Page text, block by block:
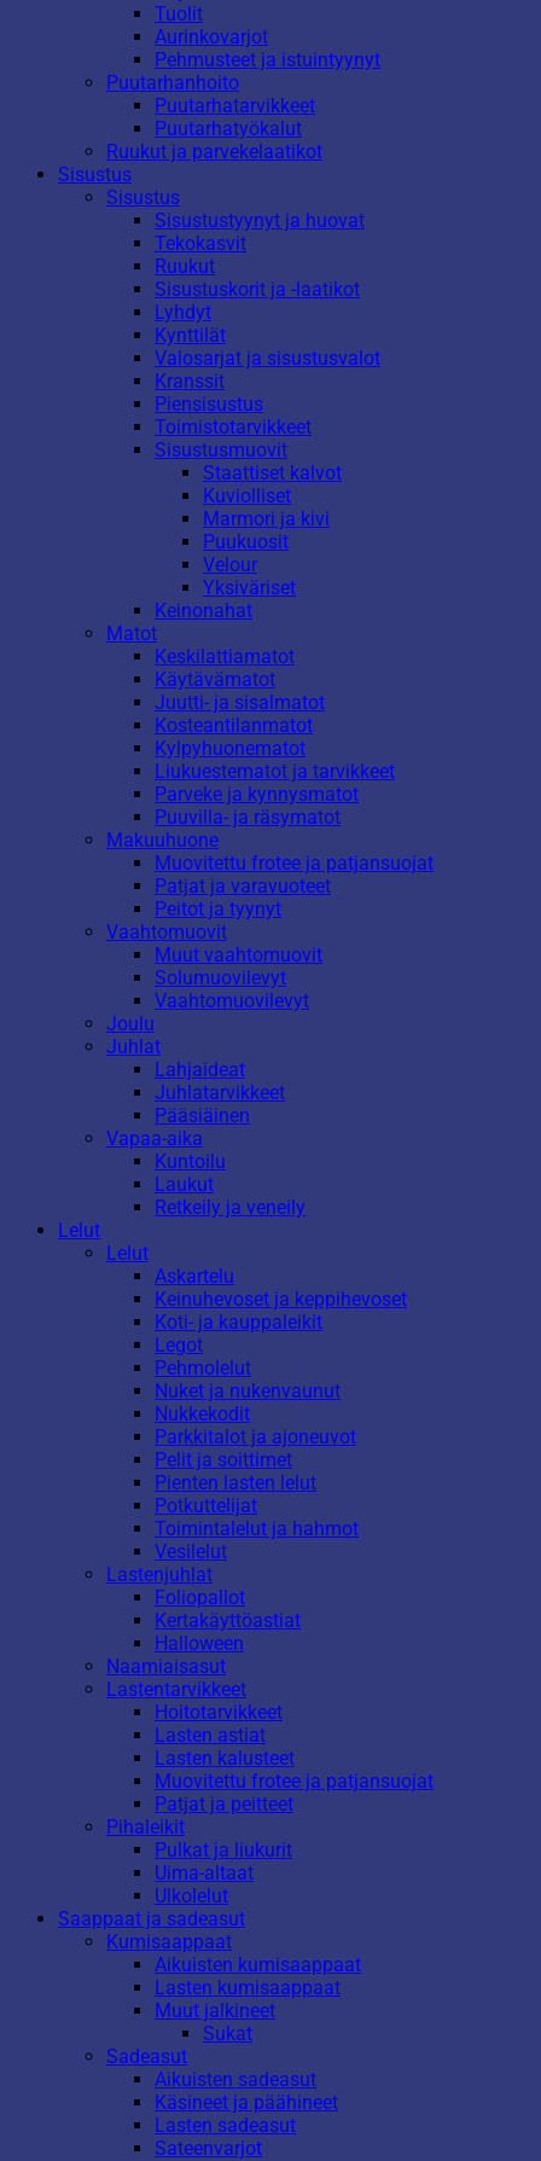
Tuolit
Aurinkovarjot
Pehmusteet ja istuintyynyt
Puutarhanhoito
Puutarhatarvikkeet
Puutarhatyökalut
Ruukut ja parvekelaatikot
Sisustus
Sisustus
Sisustustyynyt ja huovat
Tekokasvit
Ruukut
Sisustuskorit ja -laatikot
Lyhdyt
Kynttilät
Valosarjat ja sisustusvalot
Kranssit
Piensisustus
Toimistotarvikkeet
Sisustusmuovit
Staattiset kalvot
Kuviolliset
Marmori ja kivi
Puukuosit
Velour
Yksiväriset
Keinonahat
Matot
Keskilattiamatot
Käytävämatot
Juutti- ja sisalmatot
Kosteantilanmatot
Kylpyhuonematot
Liukuestematot ja tarvikkeet
Parveke ja kynnysmatot
Puuvilla- ja räsymatot
Makuuhuone
Muovitettu frotee ja patjansuojat
Patjat ja varavuoteet
Peitot ja tyynyt
Vaahtomuovit
Muut vaahtomuovit
Solumuovilevyt
Vaahtomuovilevyt
Joulu
Juhlat
Lahjaideat
Juhlatarvikkeet
Pääsiäinen
Vapaa-aika
Kuntoilu
Laukut
Retkeily ja veneily
Lelut
Lelut
Askartelu
Keinuhevoset ja keppihevoset
Koti- ja kauppaleikit
Legot
Pehmolelut
Nuket ja nukenvaunut
Nukkekodit
Parkkitalot ja ajoneuvot
Pelit ja soittimet
Pienten lasten lelut
Potkuttelijat
Toimintalelut ja hahmot
Vesilelut
Lastenjuhlat
Foliopallot
Kertakäyttöastiat
Halloween
Naamiaisasut
Lastentarvikkeet
Hoitotarvikkeet
Lasten astiat
Lasten kalusteet
Muovitettu frotee ja patjansuojat
Patjat ja peitteet
Pihaleikit
Pulkat ja liukurit
Uima-altaat
Ulkolelut
Saappaat ja sadeasut
Kumisaappaat
Aikuisten kumisaappaat
Lasten kumisaappaat
Muut jalkineet
Sukat
Sadeasut
Aikuisten sadeasut
Käsineet ja päähineet
Lasten sadeasut
Sateenvarjot